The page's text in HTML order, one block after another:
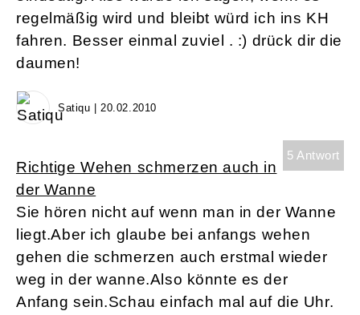
regelmäßig wird und bleibt würd ich ins KH
fahren. Besser einmal zuviel . :) drück dir die
daumen!
Satiqu | 20.02.2010
5 Antwort
Richtige Wehen schmerzen auch in
der Wanne
Sie hören nicht auf wenn man in der Wanne
liegt.Aber ich glaube bei anfangs wehen
gehen die schmerzen auch erstmal wieder
weg in der wanne.Also könnte es der
Anfang sein.Schau einfach mal auf die Uhr.